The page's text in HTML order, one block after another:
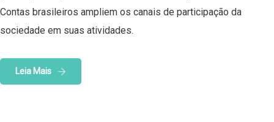
Contas brasileiros ampliem os canais de participação da
sociedade em suas atividades.
Leia Mais